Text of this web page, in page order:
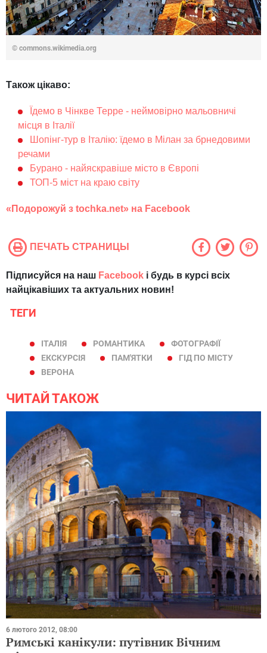
© commons.wikimedia.org
Також цікаво:
Їдемо в Чінкве Терре - неймовірно мальовничі
місця в Італії
Шопінг-тур в Італію: їдемо в Мілан за брнедовими
речами
Бурано - найяскравіше місто в Європі
ТОП-5 міст на краю світу
« Подорожуй з tochka.net» на Facebook
ПЕЧАТЬ СТРАНИЦЫ
Підписуйся на наш Facebook і будь в курсі всіх
найцікавіших та актуальних новин!
ТЕГИ
ІТАЛІЯ РОМАНТИКА
ФОТОГРАФІЇ
ЕКСКУРСІЯ
ПАМ'ЯТКИ
ГІД ПО МІСТУ
ВЕРОНА
ЧИТАЙ ТАКОЖ
6 лютого 2012, 08:00
Римські канікули: путівник Вічним